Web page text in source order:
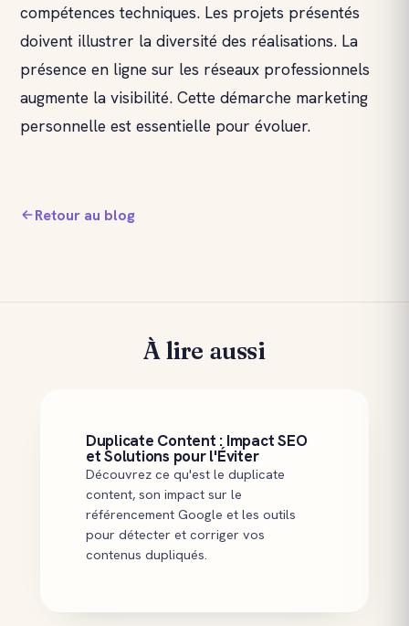
compétences techniques. Les projets présentés
doivent illustrer la diversité des réalisations. La
présence en ligne sur les réseaux professionnels
augmente la visibilité. Cette démarche marketing
personnelle est essentielle pour évoluer.
Retour au blog
À lire aussi
Duplicate Content : Impact SEO
et Solutions pour l'Éviter
Découvrez ce qu'est le duplicate
content, son impact sur le
référencement Google et les outils
pour détecter et corriger vos
contenus dupliqués.